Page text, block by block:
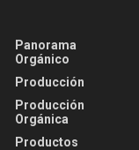
Panorama
Orgánico
Producción
Producción
Orgánica
Productos